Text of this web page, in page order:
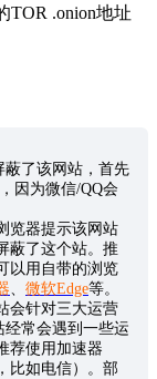
TOR .onion地址
蔽了该网站，首先
因为微信/QQ会
览器提示该网站
蔽了这个站。推
以用自带的浏览
、 微软Edge等。
会针对三大运营
常会遇到一些运
荐使用加速器
比如电信）。部